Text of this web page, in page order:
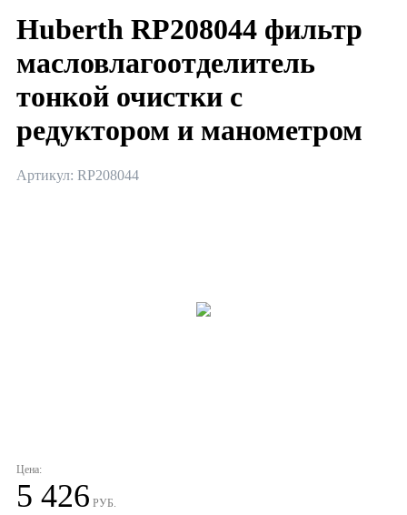
Huberth RP208044 фильтр
масловлагоотделитель
тонкой очистки с
редуктором и манометром
Артикул: RP208044
Цена:
5 426 РУБ.